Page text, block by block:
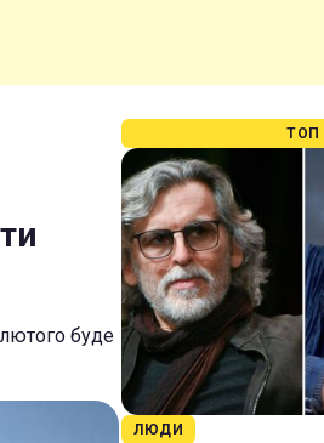
буде
ТОП
ЛЮДИ